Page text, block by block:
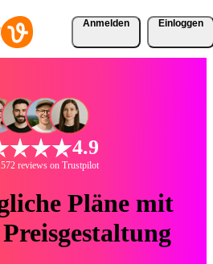
Anmelden Einloggen
4.9
reviews on Trustpilot
Pläne mit